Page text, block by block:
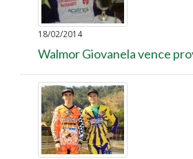
18/02/2014
Walmor Giovanela vence